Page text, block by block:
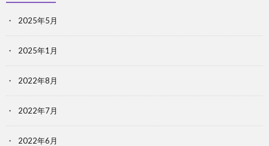
2025年5月
2025年1月
2022年8月
2022年7月
2022年6月